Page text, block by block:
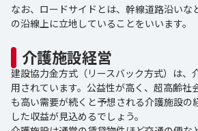
なお、ロードサイドとは、幹線道路沿いな
の沿線上に立地していることをいいます。
介護施設経営
建設協力金方式（リースバック方式）は、
用されています。公益性が高く、超高齢社
も高い需要が続くと予想される介護施設の
した収益が見込めるでしょう。